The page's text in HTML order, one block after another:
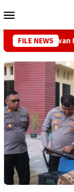
ke
Mobile
FILE NEWS
Dewan